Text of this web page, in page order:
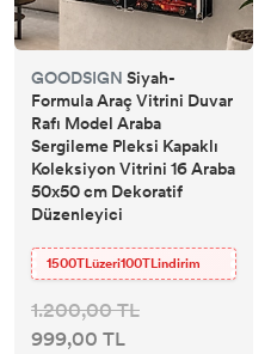
GOODSIGN Siyah-
Formula Araç Vitrini Duvar
Rafı Model Araba
Sergileme Pleksi Kapaklı
Koleksiyon Vitrini 16 Araba
50x50 cm Dekoratif
Düzenleyici
1500TLüzeri100TLindirim
1.200,00 TL
999,00 TL